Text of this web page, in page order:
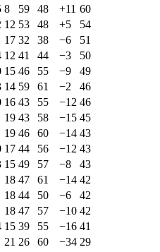
8 59 48 +11 60
12 53 48 +5
54
17 32 38 −6
51
12 41 44 −3
50
15 46 55 −9
49
14 59 61 −2
46
16 43 55 −12 46
19 43 58 −15 45
19 46 60 −14 43
17 44 56 −12 43
15 49 57 −8
43
18 47 61 −14 42
18 44 50 −6
42
18 47 57 −10 42
15 39 55 −16 41
21 26 60 −34 29